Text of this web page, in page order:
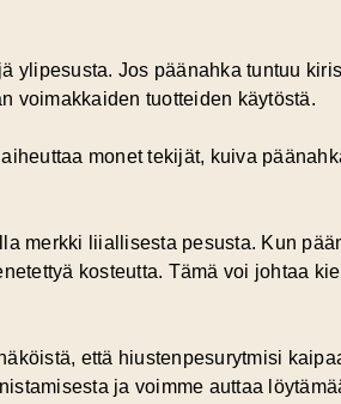
ylipesusta. Jos päänahka tuntuu
voimakkaiden tuotteiden käytöstä.
monet tekijät, kuiva
merkki liiallisesta pesusta. Kun
kosteutta. Tämä voi johtaa
että hiustenpesurytmisi
ja voimme auttaa